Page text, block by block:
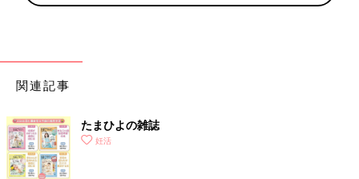
関連記事
たまひよの雑誌
妊活